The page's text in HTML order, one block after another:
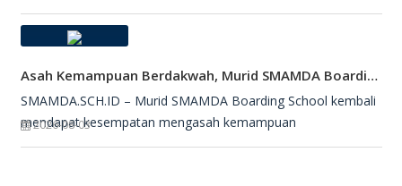
Asah Kemampuan Berdakwah, Murid SMAMDA Boarding School Dipercaya Jadi Petugas Salat Jumat
SMAMDA.SCH.ID – Murid SMAMDA Boarding School kembali
mendapat kesempatan mengasah kemampuan
2026-08-03